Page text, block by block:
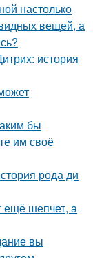
настолько
вещей, а
история
бы
им своё
рода ди
ещё шепчет, а
вы